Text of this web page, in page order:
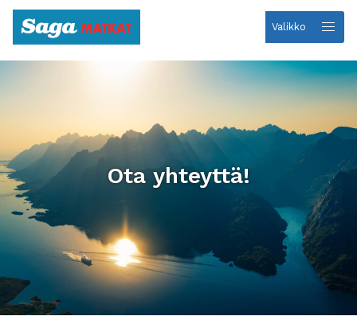
Etusivulle
Valikko
Ota yhteyttä!